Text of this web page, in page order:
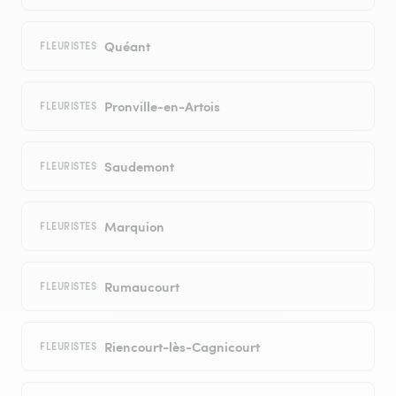
FLEURISTES Quéant
FLEURISTES Pronville-en-Artois
FLEURISTES Saudemont
FLEURISTES Marquion
FLEURISTES Rumaucourt
FLEURISTES Riencourt-lès-Cagnicourt